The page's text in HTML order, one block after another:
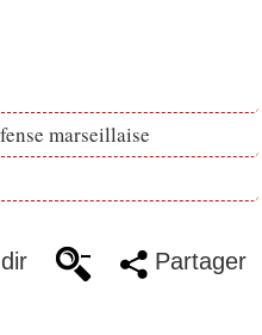
marseillaise
Partager